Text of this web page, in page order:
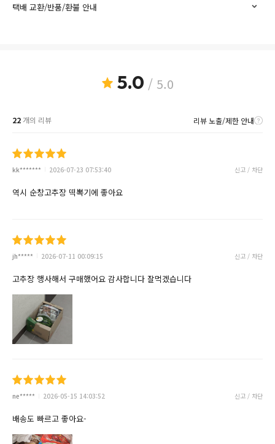
택배 교환/반품/환불 안내
5.0 / 5.0
22개의 리뷰 리뷰 노출/제한 안내
kk******* 2026-07-23 07:53:40 신고 / 차단
역시 순창고추장 떡뽁기에 좋아요
jh***** 2026-07-11 00:09:15 신고 / 차단
고추장 행사해서 구매했어요 감사합니다 잘먹겠습니다
ne***** 2026-05-15 14:03:52 신고 / 차단
배송도 빠르고 좋아요-